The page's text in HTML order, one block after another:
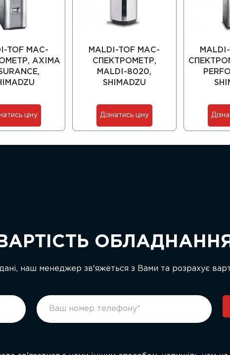
TOF МАС-
AXIMA
ціну
MALDI-TOF МАС-
СПЕКТРОМЕТР,
MALDI-8020,
SHIMADZU
Дізнатись ціну
наш менеджер зв'яжеться з Вами та розрахує